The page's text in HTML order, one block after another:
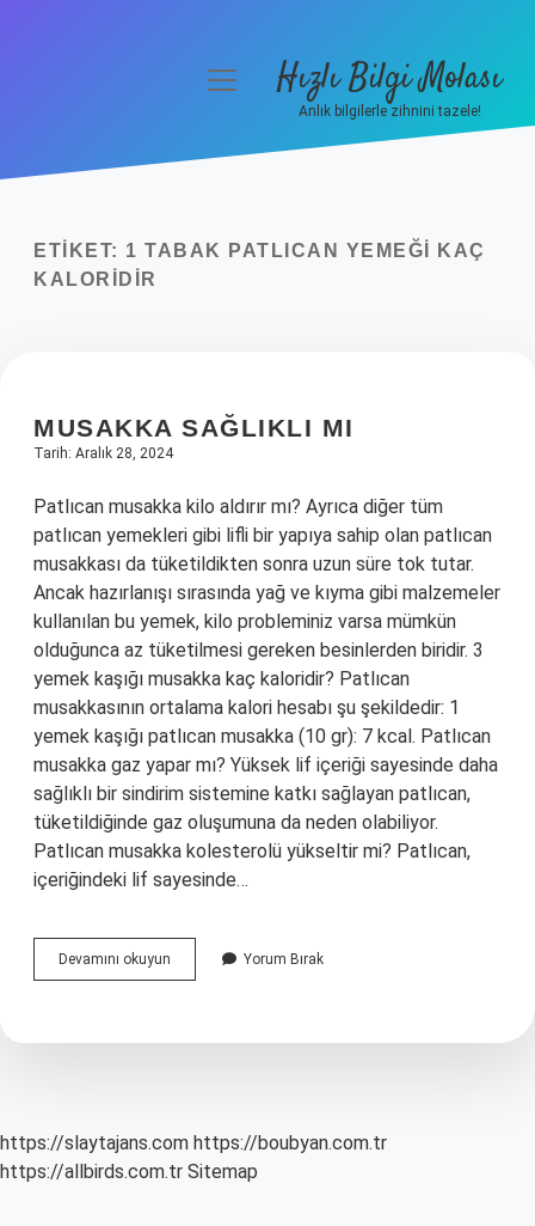
Yasal Uyarı
menüyüHızlı Bilgi Molası
Anlık bilgilerle zihnini tazele!
ETIKET: 1 TABAK PATLICAN YEMEĞI KAÇ
KALORIDIR
MUSAKKA SAĞLIKLI MI
Tarih: Aralık 28, 2024
Patlıcan musakka kilo aldırır mı? Ayrıca diğer tüm
patlıcan yemekleri gibi lifli bir yapıya sahip olan patlıcan
musakkası da tüketildikten sonra uzun süre tok tutar.
Ancak hazırlanışı sırasında yağ ve kıyma gibi malzemeler
kullanılan bu yemek, kilo probleminiz varsa mümkün
olduğunca az tüketilmesi gereken besinlerden biridir. 3
yemek kaşığı musakka kaç kaloridir? Patlıcan
musakkasının ortalama kalori hesabı şu şekildedir: 1
yemek kaşığı patlıcan musakka (10 gr): 7 kcal. Patlıcan
musakka gaz yapar mı? Yüksek lif içeriği sayesinde daha
sağlıklı bir sindirim sistemine katkı sağlayan patlıcan,
tüketildiğinde gaz oluşumuna da neden olabiliyor.
Patlıcan musakka kolesterolü yükseltir mi? Patlıcan,
içeriğindeki lif sayesinde…
Devamını okuyun Musakka
Sağlıklı
Yorum Bırak
https://slaytajans.com https://boubyan.com.tr
https://allbirds.com.tr Sitemap